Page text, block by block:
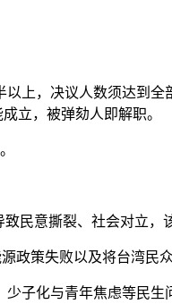
，决议人数须达到全
立，被弹劾人即解职。
意撕裂、社会对立，
策失败以及将台湾民
子化与青年焦虑等民生